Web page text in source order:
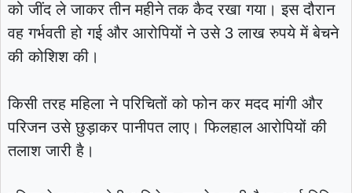
को जींद ले जाकर तीन महीने तक कैद रखा गया। इस दौरान
वह गर्भवती हो गई और आरोपियों ने उसे 3 लाख रुपये में बेचने
की कोशिश की।
किसी तरह महिला ने परिचितों को फोन कर मदद मांगी और
परिजन उसे छुड़ाकर पानीपत लाए। फिलहाल आरोपियों की
तलाश जारी है।